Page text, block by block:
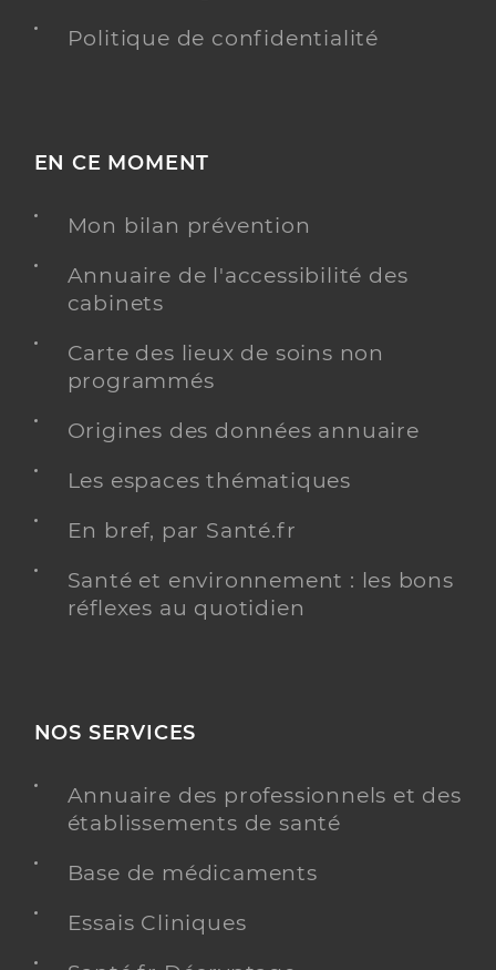
Politique de confidentialité
EN CE MOMENT
Mon bilan prévention
Annuaire de l'accessibilité des
cabinets
Carte des lieux de soins non
programmés
Origines des données annuaire
Les espaces thématiques
En bref, par Santé.fr
Santé et environnement : les bons
réflexes au quotidien
NOS SERVICES
Annuaire des professionnels et des
établissements de santé
Base de médicaments
Essais Cliniques